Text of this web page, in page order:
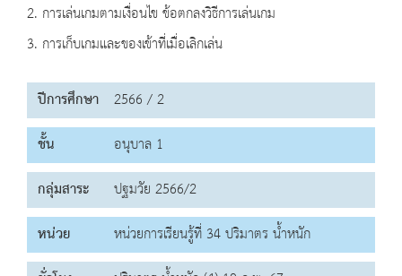
2. การเล่นเกมตามเงื่อนไข ข้อตกลงวิธีการเล่นเกม
3. การเก็บเกมและของเข้าที่เมื่อเลิกเล่น
ปีการศึกษา 2566 / 2
ชั้น
อนุบาล 1
กลุ่มสาระ
ปฐมวัย 2566/2
หน่วย
หน่วยการเรียนรู้ที่ 34 ปริมาตร น้ำหนัก